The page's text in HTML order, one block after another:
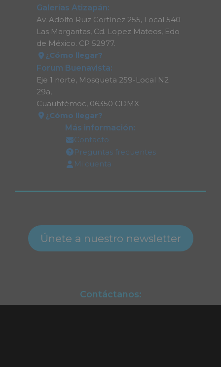
Galerías Atizapán:
Av. Adolfo Ruiz Cortínez 255, Local 540
Las Margaritas, Cd. Lopez Mateos, Edo
de México. CP 52977.
¿Cómo llegar?
Forum Buenavista:
Eje 1 norte, Mosqueta 259-Local N2
29a,
Cuauhtémoc, 06350 CDMX
¿Cómo llegar?
Más información:
Contacto
Preguntas frecuentes
Mi cuenta
Únete a nuestro newsletter
Contáctanos: